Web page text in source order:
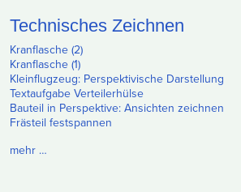
Technisches Zeichnen
Kranflasche (2)
Kranflasche (1)
Kleinflugzeug: Perspektivische Darstellung
Textaufgabe Verteilerhülse
Bauteil in Perspektive: Ansichten zeichnen
Frästeil festspannen
mehr …